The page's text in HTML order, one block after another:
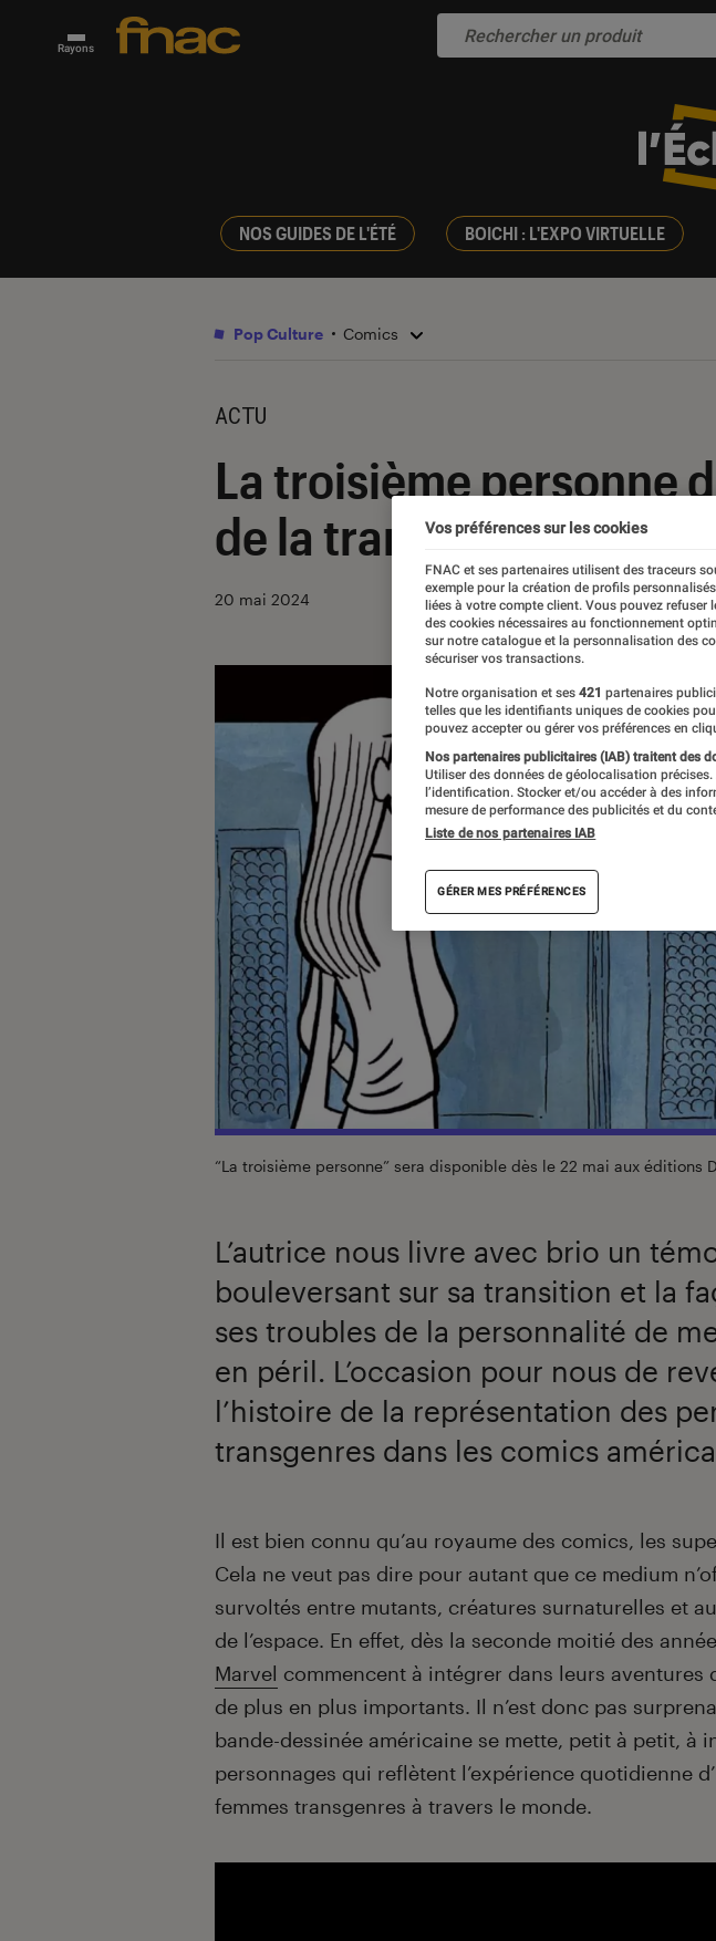
Rayons
NOS GUIDES DE L'ÉTÉ BOICHI : L'EXPO VIRTUELLE
Pop Culture Comics
ACTU
La troisième personne
de la transidentité à
20 mai 2024
“La troisième personne” sera disponible dès le 22 mai aux éditions
L’autrice nous livre avec brio un
bouleversant sur sa transition et la
ses troubles de la personnalité de
en péril. L’occasion pour nous de
l’histoire de la représentation des
transgenres dans les comics
Introduction
Il est bien connu qu’au royaume des comics, les
Cela ne veut pas dire pour autant que ce medium
survoltés entre mutants, créatures surnaturelles et
de l’espace. En effet, dès la seconde moitié des
Marvel commencent à intégrer dans leurs aventures
de plus en plus importants. Il n’est donc pas
bande-dessinée américaine se mette, petit à petit, à
personnages qui reflètent l’expérience quotidienne
femmes transgenres à travers le monde.
Vos préférences sur les cookies
FNAC et ses partenaires utilisent des traceurs
exemple pour la création de profils
liées à votre compte client. Vous pouvez
des cookies nécessaires au fonctionnement
sur notre catalogue et la personnalisation des
sécuriser vos transactions.
Notre organisation et ses 421 partenaires
telles que les identifiants uniques de cookies
pouvez accepter ou gérer vos préférences en
Nos partenaires publicitaires (IAB) traitent des
Utiliser des données de géolocalisation
l’identification. Stocker et/ou accéder à des
mesure de performance des publicités et du
Liste de nos partenaires IAB
GÉRER MES PRÉFÉRENCES